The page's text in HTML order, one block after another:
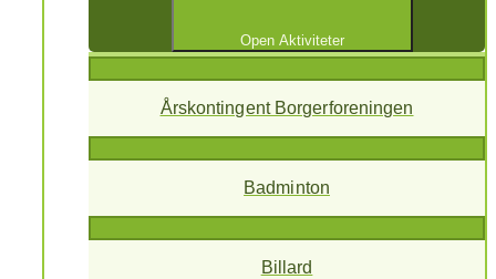
Open Aktiviteter
Årskontingent Borgerforeningen
Badminton
Billard